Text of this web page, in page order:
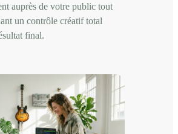
auprès de votre public tout
un contrôle créatif total
final.